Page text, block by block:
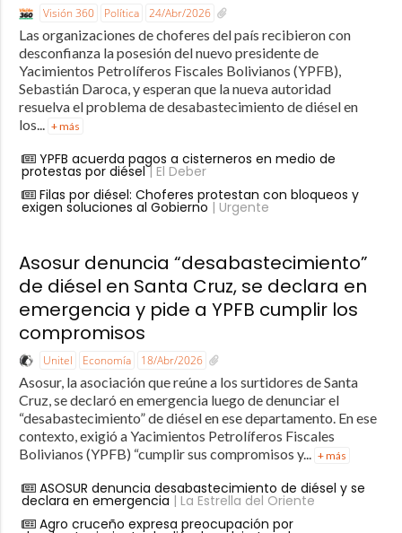
Visión 360 Política 24/Abr/2026
Las organizaciones de choferes del país recibieron con
desconfianza la posesión del nuevo presidente de
Yacimientos Petrolíferos Fiscales Bolivianos (YPFB),
Sebastián Daroca, y esperan que la nueva autoridad
resuelva el problema de desabastecimiento de diésel en
los... + más
YPFB acuerda pagos a cisterneros en medio de
protestas por diésel| El Deber
Filas por diésel: Choferes protestan con bloqueos y
exigen soluciones al Gobierno | Urgente
Asosur denuncia “desabastecimiento”
de diésel en Santa Cruz, se declara en
emergencia y pide a YPFB cumplir los
compromisos
Unitel Economía 18/Abr/2026
Asosur, la asociación que reúne a los surtidores de Santa
Cruz, se declaró en emergencia luego de denunciar el
“desabastecimiento” de diésel en ese departamento. En ese
contexto, exigió a Yacimientos Petrolíferos Fiscales
Bolivianos (YPFB) “cumplir sus compromisos y...
+ más
ASOSUR denuncia desabastecimiento de diésel y se
declara en emergencia | La Estrella del Oriente
Agro cruceño expresa preocupación por